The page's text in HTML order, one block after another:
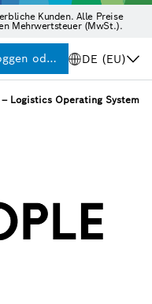
Kunden. Alle Preise
Mehrwertsteuer (MwSt.).
oder Registrieren
DE (EU)
– Logistics Operating System